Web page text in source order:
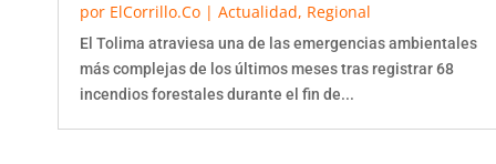
por ElCorrillo.Co | Actualidad, Regional
El Tolima atraviesa una de las emergencias ambientales
más complejas de los últimos meses tras registrar 68
incendios forestales durante el fin de...